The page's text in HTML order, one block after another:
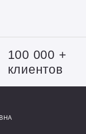
100 000 +
клиентов